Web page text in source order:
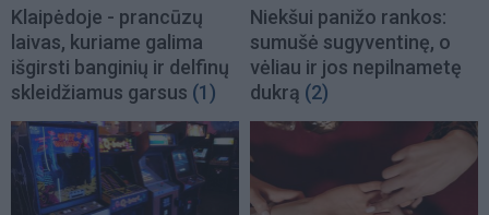
Klaipėdoje - prancūzų
laivas, kuriame galima
išgirsti banginių ir delfinų
skleidžiamus garsus (1)
Niekšui panižo rankos:
sumušė sugyventinę, o
vėliau ir jos nepilnametę
dukrą (2)